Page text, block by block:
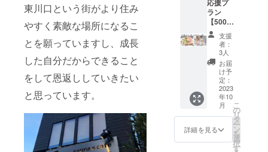
東川口という街がより住み
やすく素敵な場所になるこ
とを願っていますし、成長
した自分だからできること
をして恩返ししていきたい
と思っています。
法 ク
ラウド
ファン
ディン
グの支
援完了
画面を
ご提示
くださ
い。事
前予約
は不要
です。
※有効期
げるこ
とが可
能で
す。ご
支援を
いただ
く際に
「上乗
せ支
援」か
ら金額
の追加
をお願
いいた
応援プ
ラン
【5000
円コー
ス】 A
かBの
コース
をお選
びくだ
さい。
A.カ
フェご
利用
コース
ラ
ンチ2名
支援
者：
3人
お届
け予
定：
2023
年10
月
詳細を見る
こ
の
リ
タ
ー
ン
を
選
択
す